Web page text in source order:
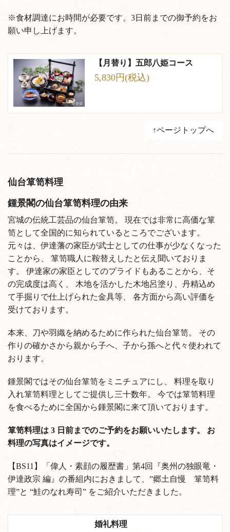
※食材調達にお時間が必要です。3日前までの御予約をお
願い申し上げます。
【月替り】五郎八姫コース
5,830円(税込)
↑ページトップへ
仙台箪笥料理
鍾景閣の仙台箪笥料理の由来
宮城の伝統工芸品の仙台箪笥。
現在では非常に高価な箪
笥として全国的に知られているところでございます。
元々は、伊達藩の家臣が武士としての仕事が少なくなった
ことから、
箪笥職人に鞍替えしたと伝え聞いておりま
す。
伊達家の家臣としてのプライドもあることから、そ
の完成度は高く、
木地を活かした木地呂塗り、丹精込め
て手掘りで仕上げられた金具等、
各方面から高い評価を
受けております。
本来、刀や羽織を納めるために作られた仙台箪笥。
その
作りの確かさから親から子へ、子から孫へと代々使われて
おります。
鍾景閣ではその仙台箪笥をミニチュアにし、
料理を取り
入れ箪笥料理としてご提供し三十数年。
今では箪笥料理
を食べるために全国から鍾景閣に来て頂いております。
箪笥料理は 3 日前までのご予約をお願いいたします。
お
料理の写真はイメージです。
【BS11】「偉人・素顔の履歴書」第4回『奥州の独眼竜・
伊達政宗 編』の番組内におきまして、”郷土自慢 箪笥料
理”と “鮭のなれ寿司” をご紹介いただきました。
婚礼料理